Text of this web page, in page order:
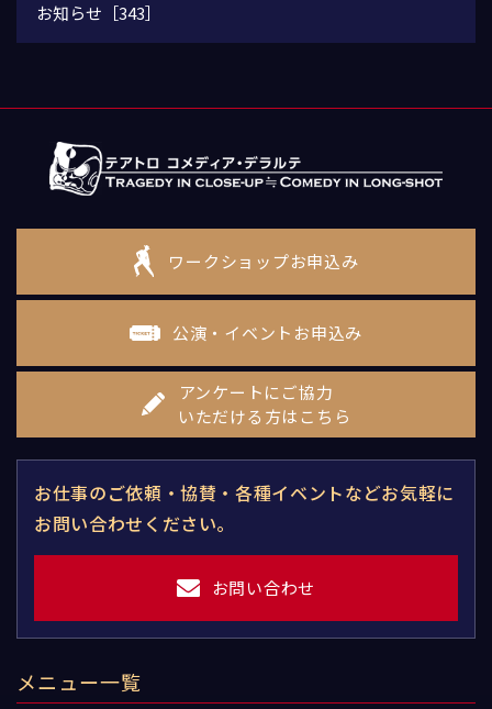
お知らせ［343］
ワークショップお申込み
公演・イベントお申込み
アンケートにご協力
いただける方はこちら
お仕事のご依頼・協賛・各種イベントなどお気軽に
お問い合わせください。
お問い合わせ
メニュー一覧